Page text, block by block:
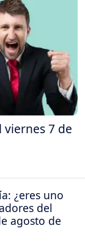
viernes 7 de
¿eres uno
del
agosto de